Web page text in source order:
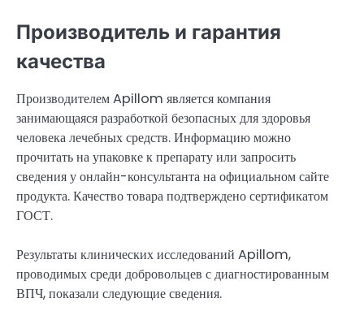
Производитель и гарантия
качества
Производителем Apillom является компания
занимающаяся разработкой безопасных для здоровья
человека лечебных средств. Информацию можно
прочитать на упаковке к препарату или запросить
сведения у онлайн-консультанта на официальном сайте
продукта. Качество товара подтверждено сертификатом
ГОСТ.
Результаты клинических исследований Apillom,
проводимых среди добровольцев с диагностированным
ВПЧ, показали следующие сведения.